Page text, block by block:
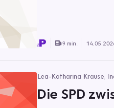
9 min.
Lea-Katharina Krause,
Die SPD